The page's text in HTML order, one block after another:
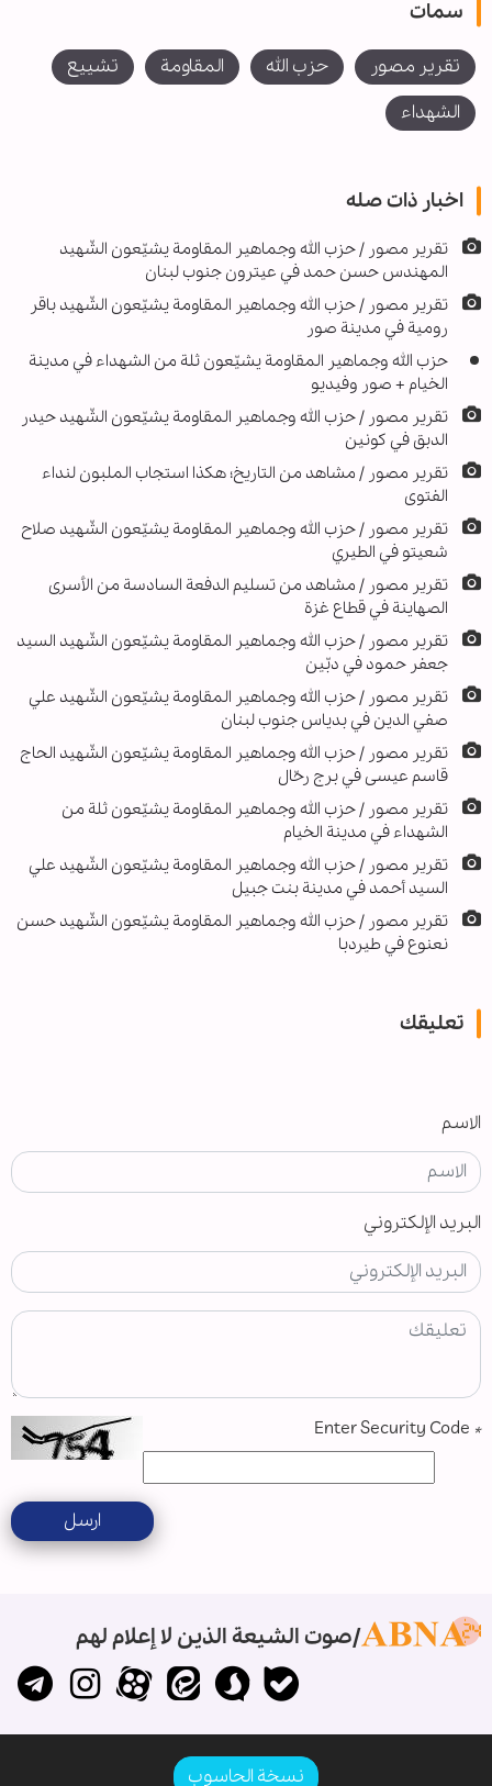
سمات
تقرير مصور حزب الله المقاومة
تشييع
الشهداء
اخبار ذات صله
تقریر مصور / حزب الله وجماهير المقاومة يشيّعون الشّهيد
المهندس حسن حمد في عيترون جنوب لبنان
تقرير مصور / حزب الله وجماهير المقاومة يشيّعون الشّهيد باقر
رومية في مدينة صور
حزب الله وجماهير المقاومة يشيّعون ثلة من الشهداء في مدينة
الخيام + صور وفيديو
تقرير مصور / حزب الله وجماهير المقاومة يشيّعون الشّهيد حيدر
الدبق في كونين
تقرير مصور / مشاهد من التاريخ؛ هکذا استجاب الملبون لنداء
الفتوى
تقرير مصور / حزب الله وجماهير المقاومة يشيّعون الشّهيد صلاح
شعيتو في الطيري
تقرير مصور / مشاهد من تسليم الدفعة السادسة من الأسرى
الصهاينة في قطاع غزة
تقرير مصور / حزب الله وجماهير المقاومة يشيّعون الشّهيد السيد
جعفر حمود في دبّين
تقریر مصور / حزب الله وجماهير المقاومة يشيّعون الشّهيد علي
صفي الدين في بدياس جنوب لبنان
تقریر مصور / حزب الله وجماهير المقاومة يشيّعون الشّهيد الحاج
قاسم عيسى في برج رحّال
تقریر مصور / حزب الله وجماهير المقاومة يشيّعون ثلة من
الشهداء في مدينة الخيام
تقریر مصور / حزب الله وجماهير المقاومة يشيّعون الشّهيد علي
السيد أحمد في مدينة بنت جبيل
تقریر مصور / حزب الله وجماهير المقاومة يشيّعون الشّهيد حسن
نعنوع في طيردبا
تعليقك
الاسم
البريد الإلكتروني
*
ارسل
صوت الشيعة الذين لا إعلام لهم
نسخة الحاسوب